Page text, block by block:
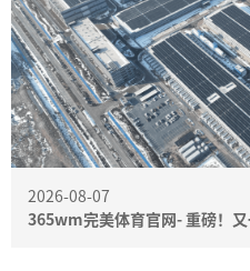
2026-08-07
365wm完美体育官网- 重磅！又